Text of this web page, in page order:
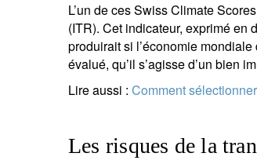
L’un de ces Swiss Climate
(ITR). Cet indicateur, exprimé en
produirait si l’économie
évalué, qu’il s’agisse d’un bien
Lire aussi : Comment
Les risques de la